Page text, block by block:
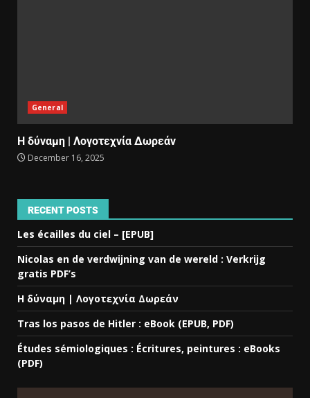
General
Η δύναμη | Λογοτεχνία Δωρεάν
December 16, 2025
RECENT POSTS
Les écailles du ciel – [EPUB]
Nicolas en de verdwijning van de wereld : Verkrijg
gratis PDF’s
Η δύναμη | Λογοτεχνία Δωρεάν
Tras los pasos de Hitler : eBook (EPUB, PDF)
Études sémiologiques : Écritures, peintures : eBooks
(PDF)